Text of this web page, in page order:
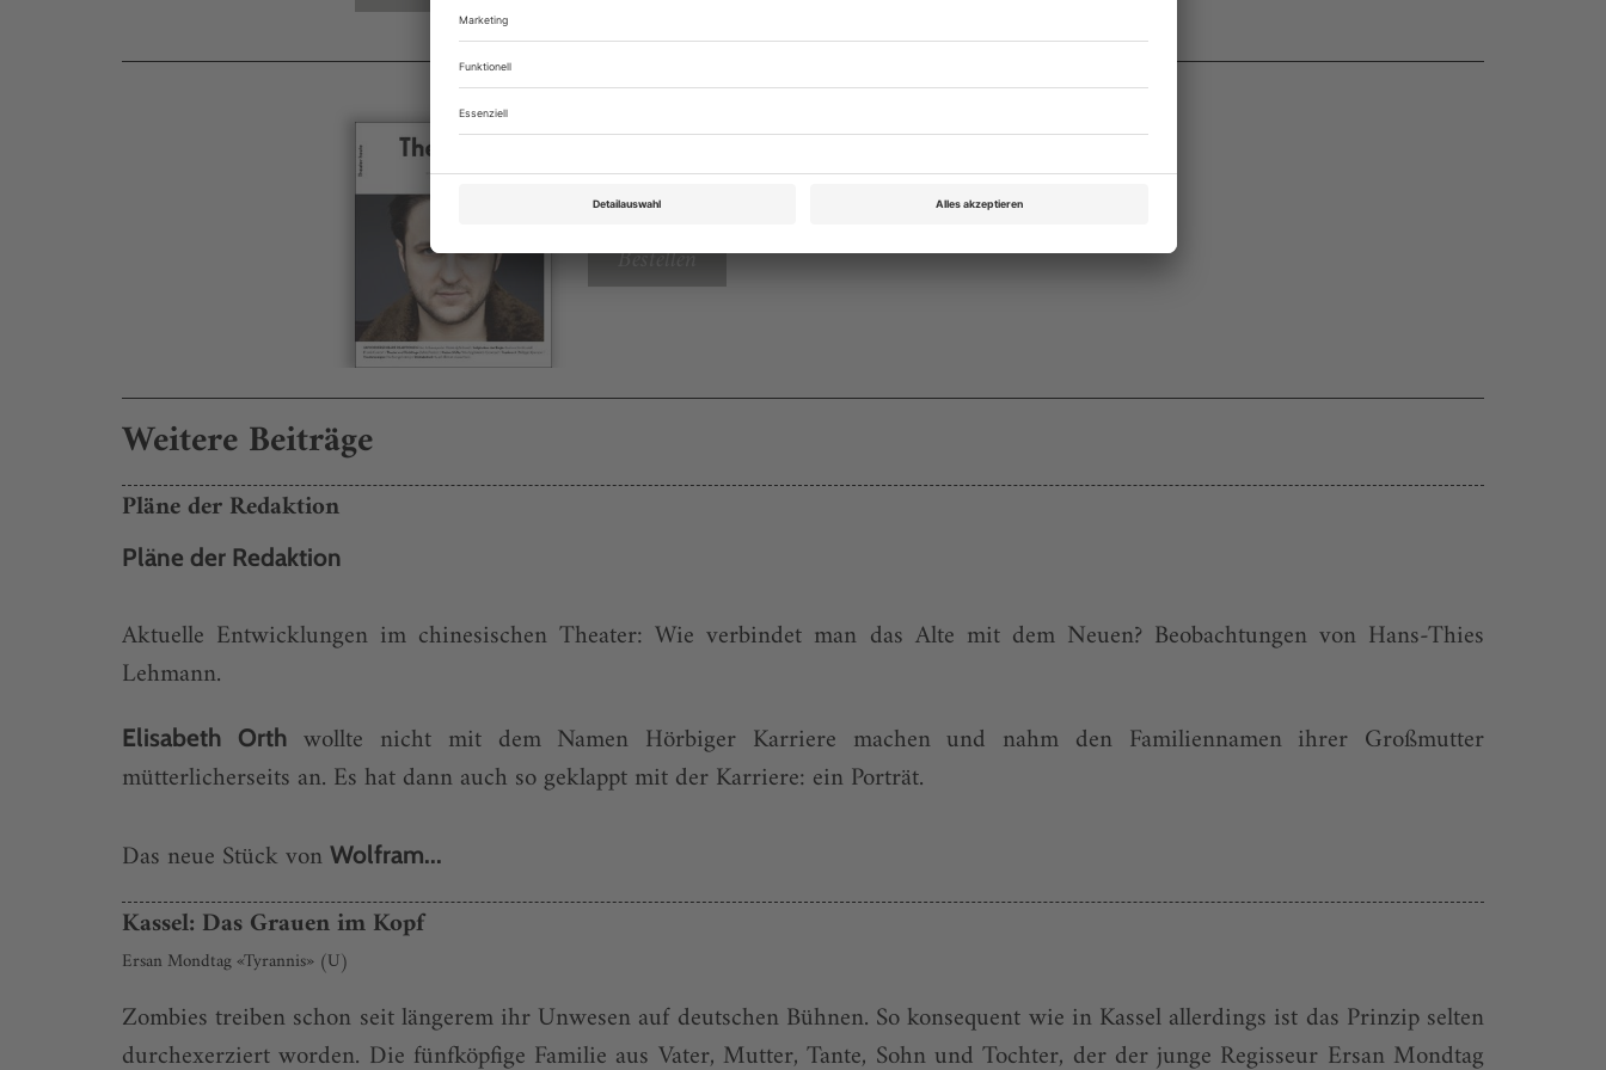
von Alexander Kohlmann
Bestellen
Weitere Beiträge
Pläne der Redaktion
Pläne der Redaktion
Aktuelle Entwicklungen im chinesischen Theater: Wie verbindet man das Alte mit dem Neuen? Beobachtungen von Hans-Thies
Lehmann.
Elisabeth Orth wollte nicht mit dem Namen Hörbiger Karriere machen und nahm den Familiennamen ihrer Großmutter
mütterlicherseits an. Es hat dann auch so geklappt mit der Karriere: ein Porträt.
Das neue Stück von Wolfram...
Kassel: Das Grauen im Kopf
Ersan Mondtag «Tyrannis» (U)
Zombies treiben schon seit längerem ihr Unwesen auf deutschen Bühnen. So konsequent wie in Kassel allerdings ist das Prinzip selten
durchexerziert worden. Die fünfköpfige Familie aus Vater, Mutter, Tante, Sohn und Tochter, der der junge Regisseur Ersan Mondtag